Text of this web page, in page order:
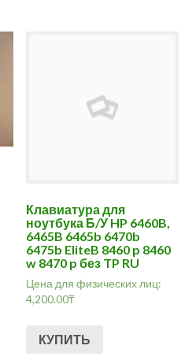
Клавиатура для
ноутбука Б/У HP 6460B,
6465B 6465b 6470b
6475b EliteB 8460 p 8460
w 8470 p без TP RU
Цена для физических лиц:
4,200.00₸
КУПИТЬ